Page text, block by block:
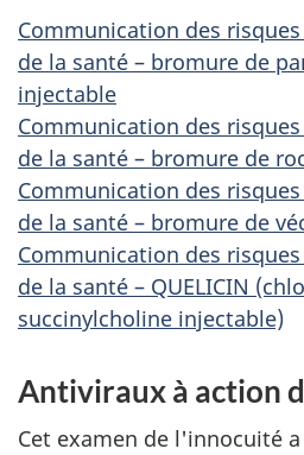
Communication des
de la santé – bromure de
injectable
Communication des
de la santé – bromure de
Communication des
de la santé – bromure de
Communication des
de la santé – QUELICIN
succinylcholine injectable)
Antiviraux à action
Cet examen de l'innocuité